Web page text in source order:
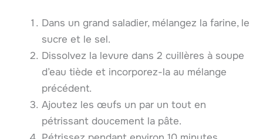
Dans un grand saladier, mélangez la farine, le
sucre et le sel.
Dissolvez la levure dans 2 cuillères à soupe
d’eau tiède et incorporez-la au mélange
précédent.
Ajoutez les œufs un par un tout en
pétrissant doucement la pâte.